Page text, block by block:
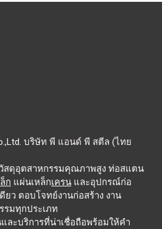
บริษัท พี แอนด์ พี สตีล (ไทย
สดุอุตสาหกรรมคุณภาพสูง ท่อสแตน
ก แผ่นเหล็กเครน และอุปกรณ์ก่อ
ยว ตอบโจทย์งานก่อสร้าง งาน
รมทุกประเภท
ละบริการที่น่าเชื่อถือพร้อมให้คำ